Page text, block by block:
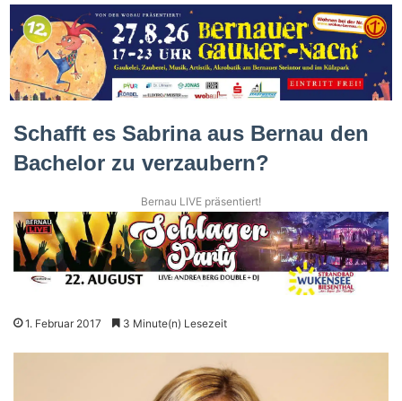
Schafft es Sabrina aus Bernau den
Bachelor zu verzaubern?
Bernau LIVE präsentiert!
1. Februar 2017 3 Minute(n) Lesezeit